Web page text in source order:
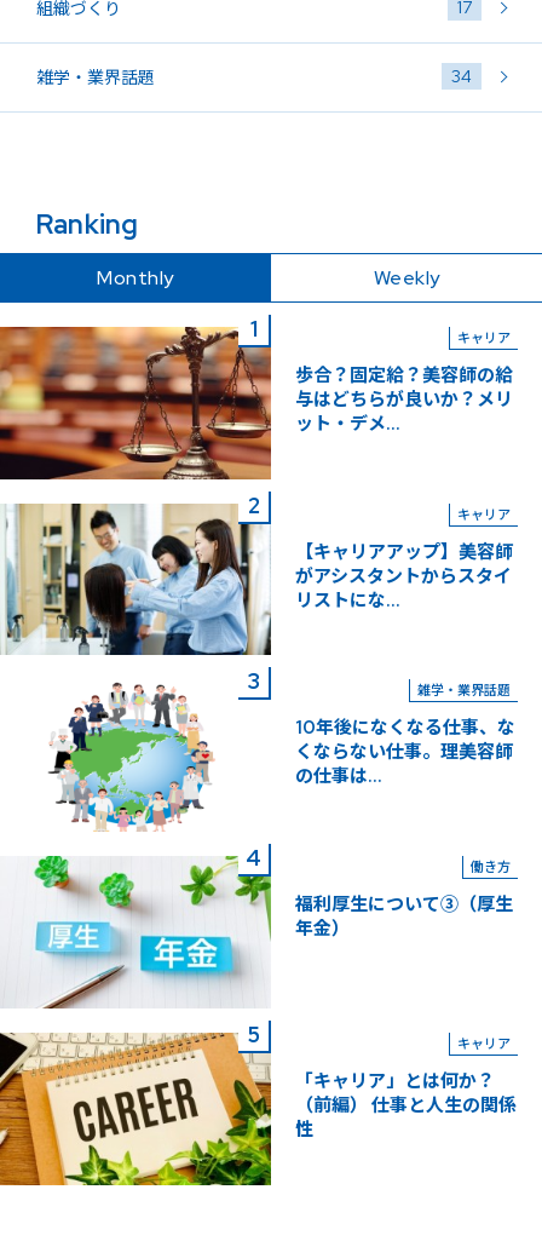
組織づくり 17
雑学・業界話題 34
Ranking
Monthly Weekly
キャリア
歩合？固定給？美容師の給
与はどちらが良いか？メリ
ット・デメ...
キャリア
【キャリアアップ】美容師
がアシスタントからスタイ
リストにな...
雑学・業界話題
10年後になくなる仕事、な
くならない仕事。理美容師
の仕事は...
働き方
福利厚生について③（厚生
年金）
キャリア
「キャリア」とは何か？
（前編） 仕事と人生の関係
性